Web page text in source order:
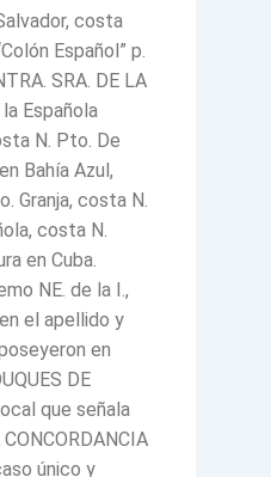
costa
Español” p.
SRA. DE LA
Española
N. Pto. De
Bahía Azul,
Granja, costa N.
costa N.
en Cuba.
NE. de la I.,
el apellido y
en
DE
que señala
único y